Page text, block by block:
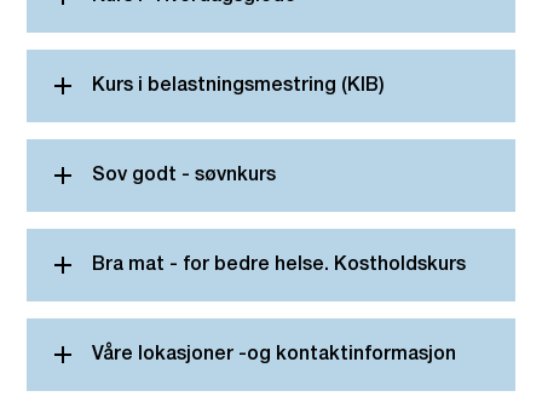
Kurs i belastningsmestring (KIB)
Sov godt - søvnkurs
Bra mat - for bedre helse. Kostholdskurs
Våre lokasjoner -og kontaktinformasjon